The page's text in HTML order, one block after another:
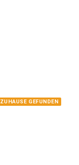
ZUHAUSE GEFUNDEN